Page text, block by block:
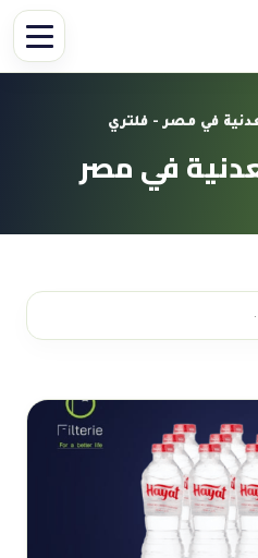
في مصر - فلتري
في مصر